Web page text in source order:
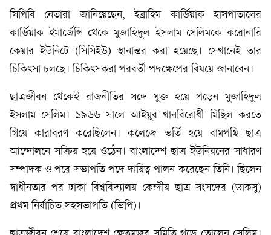
সিপিবি নেতারা জানিয়েছেন, ইব্রাহিম কার্ডিয়াক হাসপাতালের
কার্ডিয়াক ইমার্জেন্সি থেকে মুজাহিদুল ইসলাম সেলিমকে করোনারি
কেয়ার ইউনিটে (সিসিইউ) স্থানান্তর করা হয়েছে। সেখানেই তার
চিকিৎসা চলছে। চিকিৎসকরা পরবর্তী পদক্ষেপের বিষয়ে জানাবেন।
ছাত্রজীবন থেকেই রাজনীতির সঙ্গে যুক্ত হয়ে পড়েন মুজাহিদুল
ইসলাম সেলিম। ১৯৬৬ সালে আইয়ুব খানবিরোধী মিছিল করতে
গিয়ে কারাবরণ করেছিলেন। কলেজে ভর্তি হয়ে বামপন্থি ছাত্র
আন্দোলনে সক্রিয় হয়ে ওঠেন। বাংলাদেশ ছাত্র ইউনিয়নের সাধারণ
সম্পাদক ও পরে সভাপতি পদে দায়িত্ব পালন করেছেন তিনি। ছিলেন
স্বাধীনতার পর ঢাকা বিশ্ববিদ্যালয় কেন্দ্রীয় ছাত্র সংসদের (ডাকসু)
প্রথম নির্বাচিত সহসভাপতি (ভিপি)।